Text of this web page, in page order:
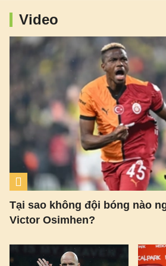
Video
Tại sao không đội bóng nào
Victor Osimhen?